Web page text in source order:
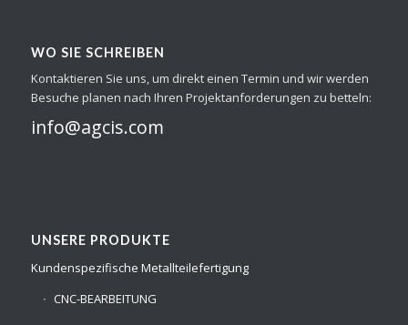
WO SIE SCHREIBEN
Kontaktieren Sie uns, um direkt einen Termin und wir werden
Besuche planen nach Ihren Projektanforderungen zu betteln:
info@agcis.com
UNSERE PRODUKTE
Kundenspezifische Metallteilefertigung
CNC-BEARBEITUNG